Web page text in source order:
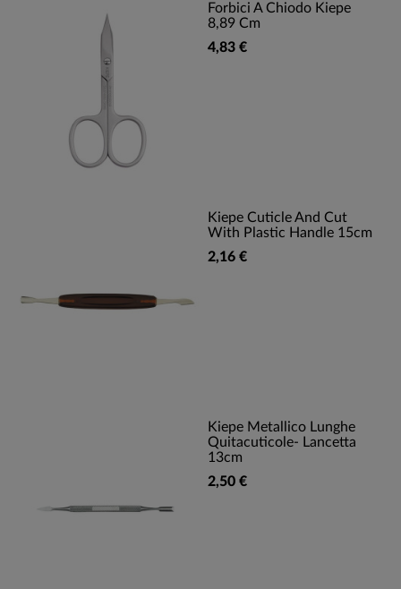
Forbici A Chiodo Kiepe
8,89 Cm
4,83 €
Kiepe Cuticle And Cut
With Plastic Handle 15cm
2,16 €
Kiepe Metallico Lunghe
Quitacuticole- Lancetta
13cm
2,50 €